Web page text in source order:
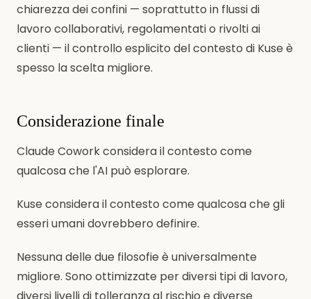
chiarezza dei confini — soprattutto in flussi di
lavoro collaborativi, regolamentati o rivolti ai
clienti — il controllo esplicito del contesto di Kuse è
spesso la scelta migliore.
Considerazione finale
Claude Cowork considera il contesto come
qualcosa che l'AI può esplorare.
Kuse considera il contesto come qualcosa che gli
esseri umani dovrebbero definire.
Nessuna delle due filosofie è universalmente
migliore. Sono ottimizzate per diversi tipi di lavoro,
diversi livelli di tolleranza al rischio e diverse